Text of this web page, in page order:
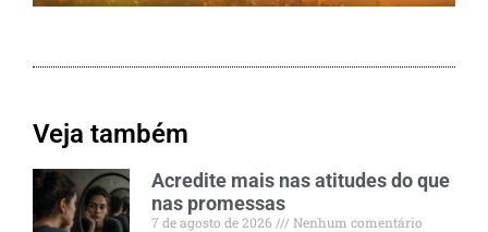
Veja também
Acredite mais nas atitudes do que
nas promessas
7 de agosto de 2026
Nenhum comentário